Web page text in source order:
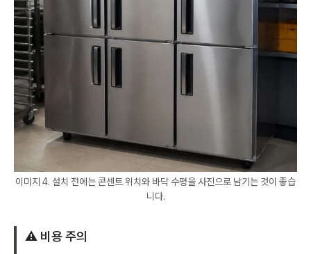
이미지 4. 설치 전에는 콘센트 위치와 바닥 수평을 사진으로 남기는 것이 좋습
니다.
⚠️ 비용 주의